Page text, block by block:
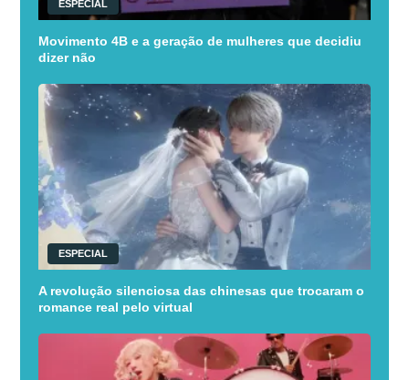
ESPECIAL
Movimento 4B e a geração de mulheres que decidiu
dizer não
ESPECIAL
A revolução silenciosa das chinesas que trocaram o
romance real pelo virtual